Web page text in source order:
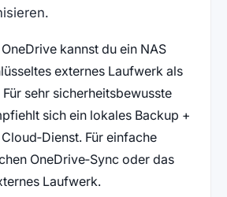
kannst du ein NAS
externes Laufwerk als
sehr sicherheitsbewusste
sich ein lokales Backup +
Für einfache
OneDrive‑Sync oder das
Laufwerk.